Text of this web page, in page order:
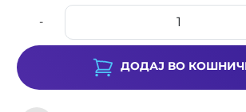
-
ДОДАЈ ВО